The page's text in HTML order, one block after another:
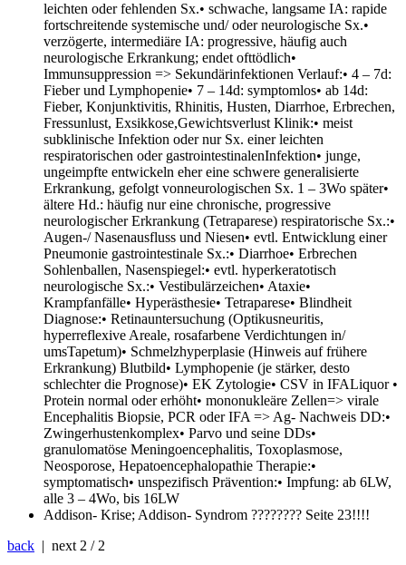
leichten oder fehlenden Sx.• schwache, langsame IA: rapide
fortschreitende systemische und/ oder neurologische Sx.•
verzögerte, intermediäre IA: progressive, häufig auch
neurologische Erkrankung; endet ofttödlich•
Immunsuppression => Sekundärinfektionen Verlauf:• 4 – 7d:
Fieber und Lymphopenie• 7 – 14d: symptomlos• ab 14d:
Fieber, Konjunktivitis, Rhinitis, Husten, Diarrhoe, Erbrechen,
Fressunlust, Exsikkose,Gewichtsverlust Klinik:• meist
subklinische Infektion oder nur Sx. einer leichten
respiratorischen oder gastrointestinalenInfektion• junge,
ungeimpfte entwickeln eher eine schwere generalisierte
Erkrankung, gefolgt vonneurologischen Sx. 1 – 3Wo später•
ältere Hd.: häufig nur eine chronische, progressive
neurologischer Erkrankung (Tetraparese) respiratorische Sx.:•
Augen-/ Nasenausfluss und Niesen• evtl. Entwicklung einer
Pneumonie gastrointestinale Sx.:• Diarrhoe• Erbrechen
Sohlenballen, Nasenspiegel:• evtl. hyperkeratotisch
neurologische Sx.:• Vestibulärzeichen• Ataxie•
Krampfanfälle• Hyperästhesie• Tetraparese• Blindheit
Diagnose:• Retinauntersuchung (Optikusneuritis,
hyperreflexive Areale, rosafarbene Verdichtungen in/
umsTapetum)• Schmelzhyperplasie (Hinweis auf frühere
Erkrankung) Blutbild• Lymphopenie (je stärker, desto
schlechter die Prognose)• EK Zytologie• CSV in IFALiquor •
Protein normal oder erhöht• mononukleäre Zellen=> virale
Encephalitis Biopsie, PCR oder IFA => Ag- Nachweis DD:•
Zwingerhustenkomplex• Parvo und seine DDs•
granulomatöse Meningoencephalitis, Toxoplasmose,
Neosporose, Hepatoencephalopathie Therapie:•
symptomatisch• unspezifisch Prävention:• Impfung: ab 6LW,
alle 3 – 4Wo, bis 16LW
Addison- Krise; Addison- Syndrom ???????? Seite 23!!!!
back | next 2 / 2